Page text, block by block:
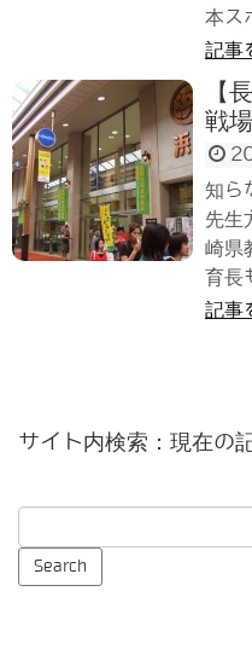
本ス
記事
【
戦
知ら
先生
崎県
育長
記事
サイト内検索：現在